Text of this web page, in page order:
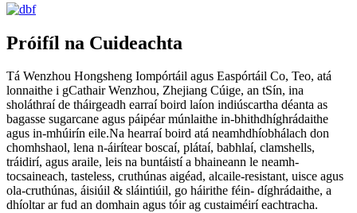
Próifíl na Cuideachta
Tá Wenzhou Hongsheng Iompórtáil agus Easpórtáil Co, Teo, atá
lonnaithe i gCathair Wenzhou, Zhejiang Cúige, an tSín, ina
sholáthraí de tháirgeadh earraí boird laíon indiúscartha déanta as
bagasse sugarcane agus páipéar múnlaithe in-bhithdhíghrádaithe
agus in-mhúirín eile.Na hearraí boird atá neamhdhíobhálach don
chomhshaol, lena n-áirítear boscaí, plátaí, babhlaí, clamshells,
tráidirí, agus araile, leis na buntáistí a bhaineann le neamh-
tocsaineach, tasteless, cruthúnas aigéad, alcaile-resistant, uisce agus
ola-cruthúnas, áisiúil & sláintiúil, go háirithe féin- díghrádaithe, a
dhíoltar ar fud an domhain agus tóir ag custaiméirí eachtracha.